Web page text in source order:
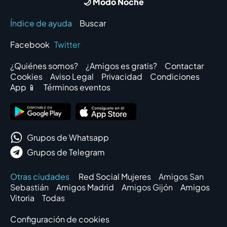
Índice de ayuda
Buscar
Facebook Twitter
¿Quiénes somos?
¿Amigos es gratis?
Contactar
Cookies
Aviso Legal Privacidad
Condiciones
App 📱
Términos eventos
Grupos de Whatsapp
Grupos de Telegram
Otras ciudades Red Social Mujeres
Amigos San
Sebastián
Amigos Madrid Amigos Gijón
Amigos
Vitoria
Todas
Configuración de cookies